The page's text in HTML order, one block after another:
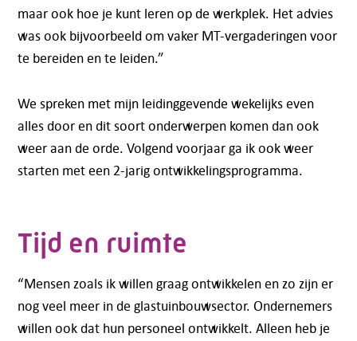
maar ook hoe je kunt leren op de werkplek. Het advies
was ook bijvoorbeeld om vaker MT-vergaderingen voor
te bereiden en te leiden.”
We spreken met mijn leidinggevende wekelijks even
alles door en dit soort onderwerpen komen dan ook
weer aan de orde. Volgend voorjaar ga ik ook weer
starten met een 2-jarig ontwikkelingsprogramma.
Tijd en ruimte
“Mensen zoals ik willen graag ontwikkelen en zo zijn er
nog veel meer in de glastuinbouwsector. Ondernemers
willen ook dat hun personeel ontwikkelt. Alleen heb je